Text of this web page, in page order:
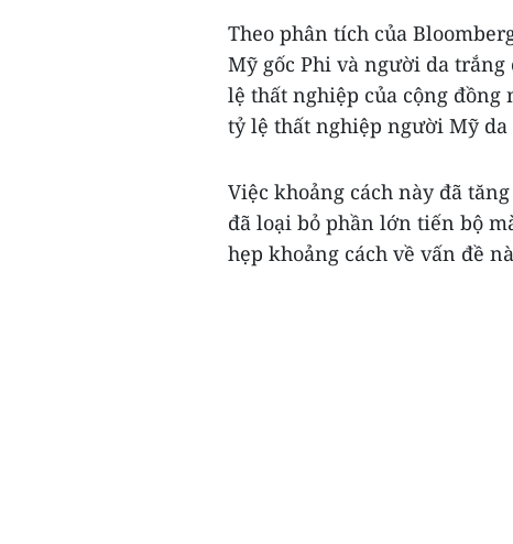
Theo phân tích của
Mỹ gốc Phi và người da
lệ thất nghiệp của cộng đồng
tỷ lệ thất nghiệp người Mỹ da
Việc khoảng cách này đã
đã loại bỏ phần lớn tiến bộ
hẹp khoảng cách về vấn đề